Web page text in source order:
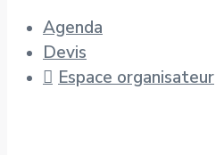
Agenda
Devis
Espace organisateur